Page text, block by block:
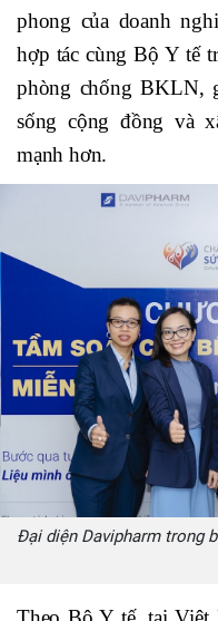
phong của doanh
hợp tác cùng Bộ Y tế
phòng chống BKLN,
sống cộng đồng và
mạnh hơn.
Đại diện Davipharm trong